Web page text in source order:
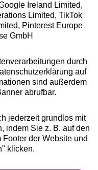
Ireland Limited,
Limited, TikTok
Pinterest Europe
GmbH
durch
auf
sind außerdem
abrufbar.
jederzeit grundlos mit
indem Sie z. B. auf den
der Website und
klicken.